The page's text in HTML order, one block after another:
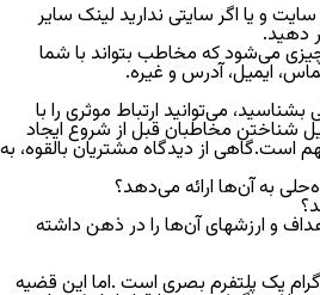
و یا اگر سایتی ندارید لینک سایر
دهید.
می‌شود که مخاطب بتواند با شما
ایمیل، آدرس و غیره.
می‌توانید ارتباط موثری را با
شناختن مخاطبان قبل از شروع ایجاد
است.گاهی از دیدگاه مشتریان بالقوه، به
به آن‌ها ارائه می‌دهد؟
و ارزشهای آن‌ها را در ذهن داشته
یک پلتفرم بصری است .اما این قضیه